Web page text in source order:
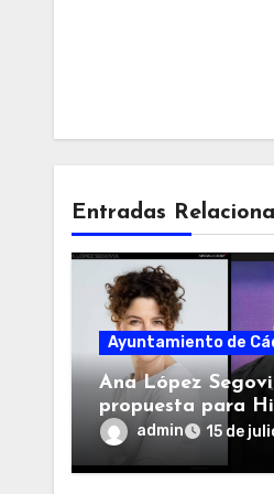
Entradas
Ayuntamiento de
Ana López
propuesta para
Adoptiva de
Selu’ para Hijo
admin 15 de